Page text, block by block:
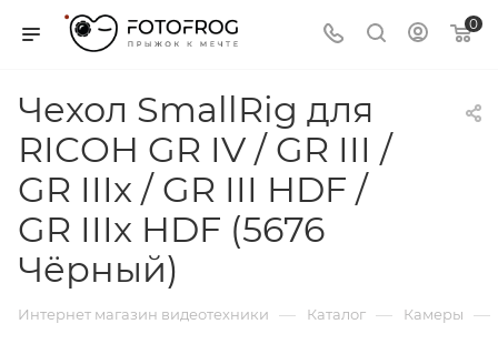
0
Чехол SmallRig для
RICOH GR IV / GR III /
GR IIIx / GR III HDF /
GR IIIx HDF (5676
Чёрный)
Интернет магазин видеотехники — Каталог — Камеры —